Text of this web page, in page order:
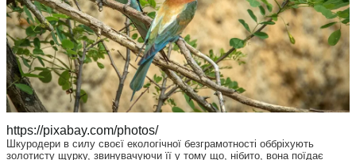
https://pixabay.com/photos/
Шкуродери в силу своєї екологічної безграмотності оббріхують
золотисту щурку, звинувачуючи її у тому що, нібито, вона поїдає